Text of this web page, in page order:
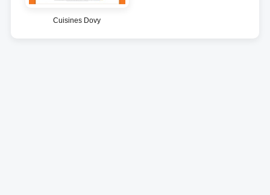
Cuisines Dovy